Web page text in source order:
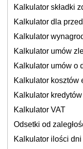
Kalkulator składki
Kalkulator dla
Kalkulator
Kalkulator umów
Kalkulator umów o
Kalkulator kosztów
Kalkulator kredytów
Kalkulator VAT
Odsetki od
Kalkulator ilości dni